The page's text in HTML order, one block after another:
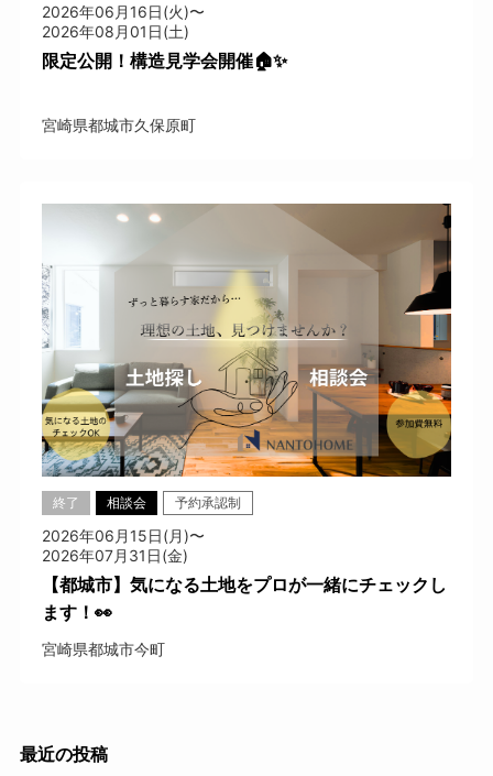
2026年06月16日(火)〜
2026年08月01日(土)
限定公開！構造見学会開催🏠✨
宮崎県都城市久保原町
終了 相談会 予約承認制
2026年06月15日(月)〜
2026年07月31日(金)
【都城市】気になる土地をプロが一緒にチェックし
ます！👀
宮崎県都城市今町
最近の投稿